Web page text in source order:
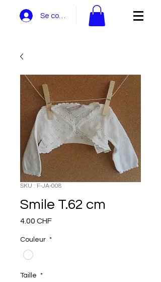
Se connecter
SKU : F-JA-008
Smile T.62 cm
4.00 CHFPrix
Couleur *
Taille *